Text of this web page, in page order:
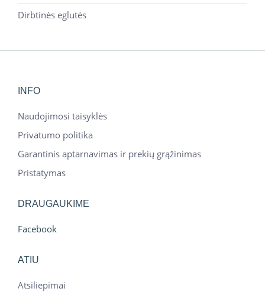
Dirbtinės eglutės
INFO
Naudojimosi taisyklės
Privatumo politika
Garantinis aptarnavimas ir prekių grąžinimas
Pristatymas
DRAUGAUKIME
Facebook
ATIU
Atsiliepimai